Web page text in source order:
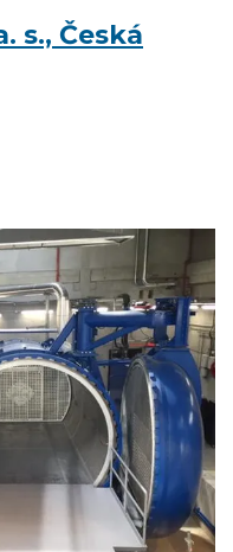
s., Česká